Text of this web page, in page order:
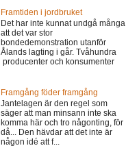
Framtiden i jordbruket
Det har inte kunnat undgå många
att det var stor
bondedemonstration utanför
Ålands lagting i går. Tvåhundra
producenter och konsumenter
Framgång föder framgång
Jantelagen är den regel som
säger att man minsann inte ska
komma här och tro någonting, för
då... Den hävdar att det inte är
någon idé att f...